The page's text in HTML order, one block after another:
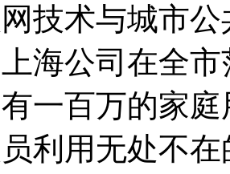
技术与城市
海公司在全
一百万的家
利用无处不